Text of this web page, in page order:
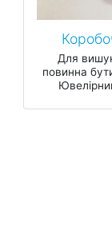
Для
повинна